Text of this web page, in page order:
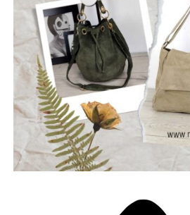
Μέλη του συγκροτήματος:
Φωνή & Κιθάρα, Σαράντης
Θωμάς – Μπάσο, Μηλιώνης